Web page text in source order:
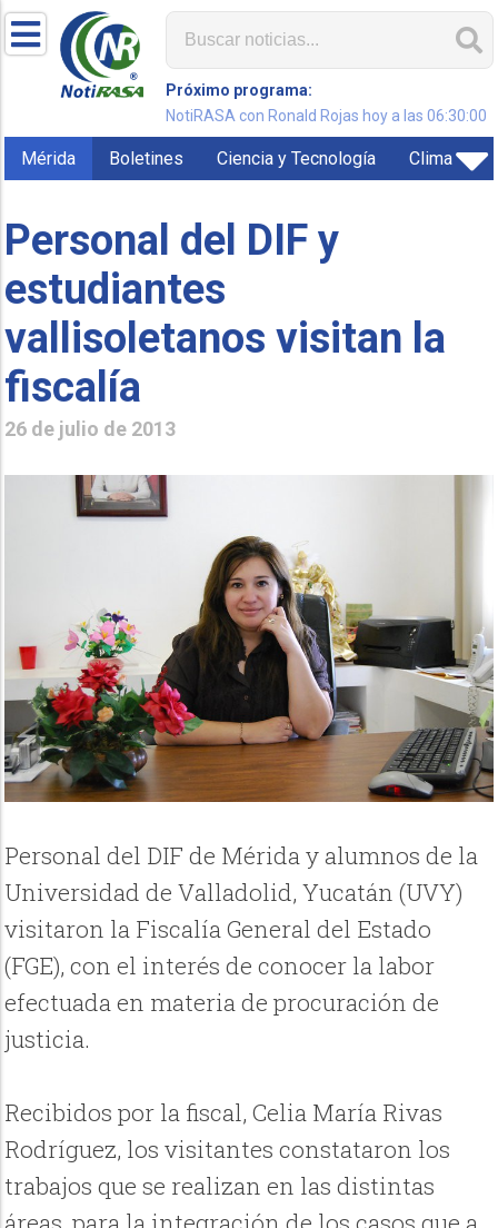
Próximo programa:
NotiRASA con Ronald Rojas hoy a las 06:30:00
Mérida Boletines Ciencia y Tecnología Clima
Personal del DIF y
estudiantes
vallisoletanos visitan la
fiscalía
26 de julio de 2013
Personal del DIF de Mérida y alumnos de la
Universidad de Valladolid, Yucatán (UVY)
visitaron la Fiscalía General del Estado
(FGE), con el interés de conocer la labor
efectuada en materia de procuración de
justicia.
Recibidos por la fiscal, Celia María Rivas
Rodríguez, los visitantes constataron los
trabajos que se realizan en las distintas